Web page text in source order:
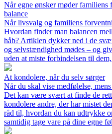
Når egne ønsker møder
balance
Når livsvalg og familiens
Hvordan finder man balancen
håb? Artiklen dykker ned i de
og selvstændighed mødes – og
uden at miste forbindelsen til
At kondolere, når du selv sørger
Når du skal vise medfølelse,
Det kan være svært at finde de
kondolere andre, der har mistet
råd til, hvordan du kan udtrykke
samtidig tage vare på dine egne